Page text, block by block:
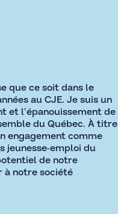
que ce soit dans le
au CJE. Je suis un
et l’épanouissement de
du Québec. À titre
engagement comme
jeunesse-emploi du
de notre
à notre société